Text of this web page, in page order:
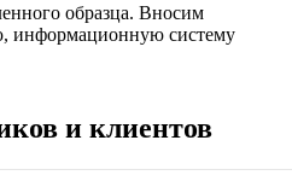
образца. Вносим
информационную систему
и клиентов